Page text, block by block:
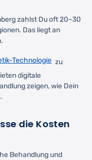
zahlst Du oft 20–30
Das liegt an
Technologie zu
digitale
zeigen, wie Dein
die Kosten
Behandlung und